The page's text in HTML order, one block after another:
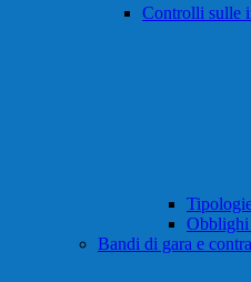
Controlli sulle
Obblighi
Bandi di gara e